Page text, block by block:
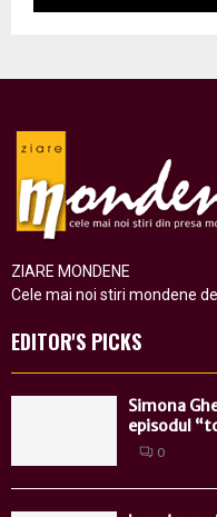
ZIARE MONDENE
Cele mai noi stiri mondene
EDITOR'S PICKS
Simona
episodul
0